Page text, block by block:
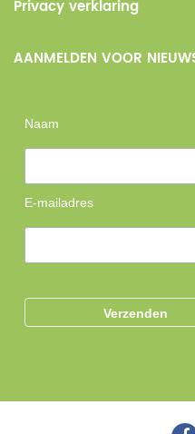
Privacy verklaring
AANMELDEN VOOR
Naam
E-mailadres